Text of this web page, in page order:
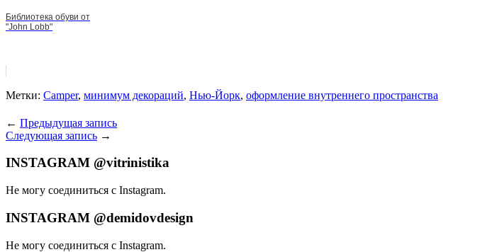
Библиотека обуви от
"John Lobb"
Метки: Camper, минимум декораций, Нью-Йорк, оформление внутреннего пространства
← Предыдущая запись
Следующая запись →
INSTAGRAM @vitrinistika
Не могу соединиться с Instagram.
INSTAGRAM @demidovdesign
Не могу соединиться с Instagram.